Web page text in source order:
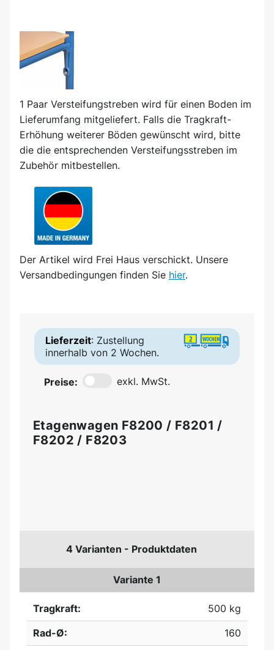
1 Paar Versteifungstreben wird für einen Boden im
Lieferumfang mitgeliefert. Falls die Tragkraft-
Erhöhung weiterer Böden gewünscht wird, bitte
die die entsprechenden Versteifungsstreben im
Zubehör mitbestellen.
Der Artikel wird Frei Haus verschickt. Unsere
Versandbedingungen finden Sie hier.
Lieferzeit: Zustellung
innerhalb von 2 Wochen.
Preise: exkl. MwSt.
Etagenwagen F8200 / F8201 /
F8202 / F8203
4 Varianten - Produktdaten
Variante 1
Tragkraft:
500 kg
Rad-Ø:
160